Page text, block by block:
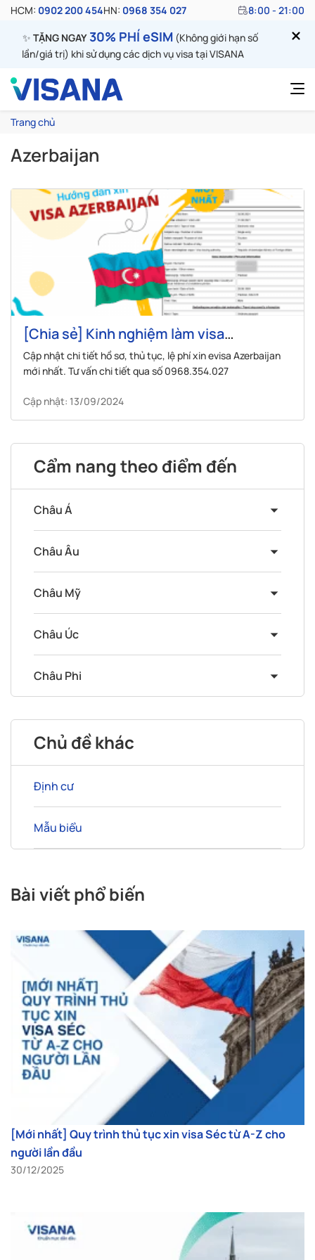
HCM: 0902 200 454HN: 0968 354 027 8:00 - 21:00
✨ TẶNG NGAY30% PHÍ eSIM (Không giới hạn số
lần/giá trị) khi sử dụng các dịch vụ visa tại VISANA
Trang chủ
Azerbaijan
[Chia sẻ] Kinh nghiệm làm visa
Azerbaijan – Chi tiết hồ sơ, thủ tục, lệ phí
Cập nhật chi tiết hồ sơ, thủ tục, lệ phí xin evisa Azerbaijan
mới nhất. Tư vấn chi tiết qua số 0968.354.027
Cập nhật: 13/09/2024
Cẩm nang theo điểm đến
Châu Á
Châu Âu
Châu Mỹ
Châu Úc
Châu Phi
Chủ đề khác
Định cư
Mẫu biểu
Bài viết phổ biến
[Mới nhất] Quy trình thủ tục xin visa Séc từ A-Z cho
người lần đầu
30/12/2025